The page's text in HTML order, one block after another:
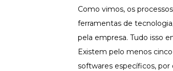
Como vimos, os
ferramentas de
pela empresa. Tudo isso
Existem pelo menos
softwares específicos,